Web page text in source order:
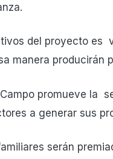
del proyecto es
manera producirán
promueve la
a generar sus
serán